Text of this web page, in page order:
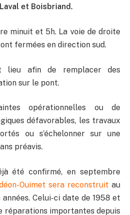
et Boisbriand.
minuit et 5h. La voie de droite
fermées en direction sud.
lieu afin de remplacer des
sur le pont.
opérationnelles ou de
défavorables, les travaux
ou s’échelonner sur une
préavis.
été confirmé, en septembre
Ouimet sera reconstruit au
Celui-ci date de 1958 et
réparations importantes depuis